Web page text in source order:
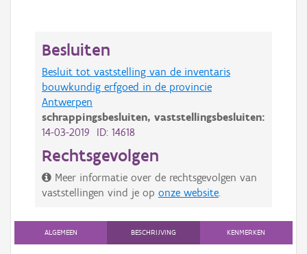
Besluiten
Besluit tot vaststelling van de inventaris
bouwkundig erfgoed in de provincie
Antwerpen
schrappingsbesluiten, vaststellingsbesluiten:
14-03-2019 ID: 14618
Rechtsgevolgen
Meer informatie over de rechtsgevolgen van
vaststellingen vind je op onze website
ALGEMEEN BESCHRIJVING KENMERKEN